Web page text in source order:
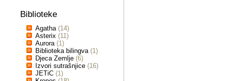
Biblioteke
Agatha (14)
Asterix (11)
Aurora (1)
Biblioteka bilingva (1)
Djeca Zemlje (6)
Izvori sutrašnjice (16)
JETiC (1)